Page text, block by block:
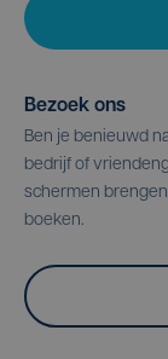
Bezoek ons
Ben je benieuwd
bedrijf of
schermen
boeken.